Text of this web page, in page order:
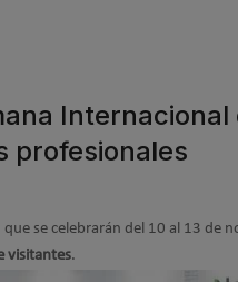
profesionales
que se celebrarán del 10 al 13 de
visitantes.